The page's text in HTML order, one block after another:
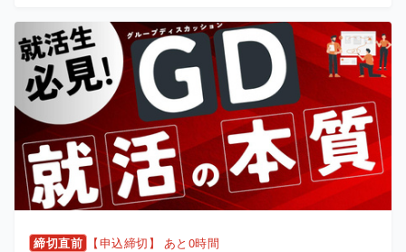
締切直前 【申込締切】 あと0時間